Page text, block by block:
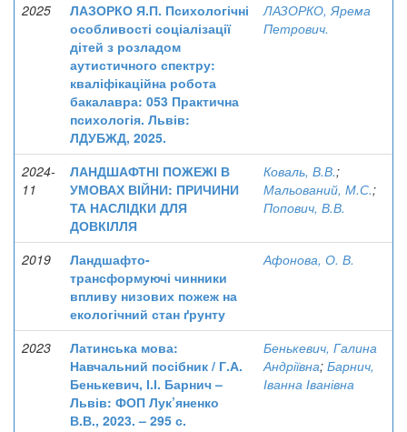
2025
ЛАЗОРКО Я.П. Психологічні
особливості соціалізації
дітей з розладом
аутистичного спектру:
кваліфікаційна робота
бакалавра: 053 Практична
психологія. Львів:
ЛДУБЖД, 2025.
ЛАЗОРКО, Ярема
Петрович.
2024-
11
ЛАНДШАФТНІ ПОЖЕЖІ В
УМОВАХ ВІЙНИ: ПРИЧИНИ
ТА НАСЛІДКИ ДЛЯ
ДОВКІЛЛЯ
Коваль, В.В.;
Мальований, М.С.;
Попович, В.В.
2019
Ландшафто-
трансформуючі чинники
впливу низових пожеж на
екологічний стан ґрунту
Афонова, О. В.
2023
Латинська мова:
Навчальний посібник / Г.А.
Бенькевич, І.І. Барнич –
Львів: ФОП Лук’яненко
В.В., 2023. – 295 с.
Бенькевич, Галина
Андріївна; Барнич,
Іванна Іванівна